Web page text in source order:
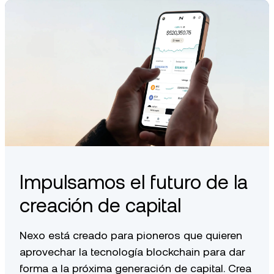
Impulsamos el futuro de la
creación de capital
Nexo está creado para pioneros que quieren
aprovechar la tecnología blockchain para dar
forma a la próxima generación de capital. Crea